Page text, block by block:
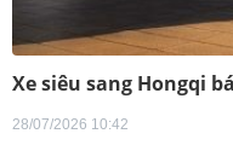
Xe siêu sang Hongqi
28/07/2026 10:42